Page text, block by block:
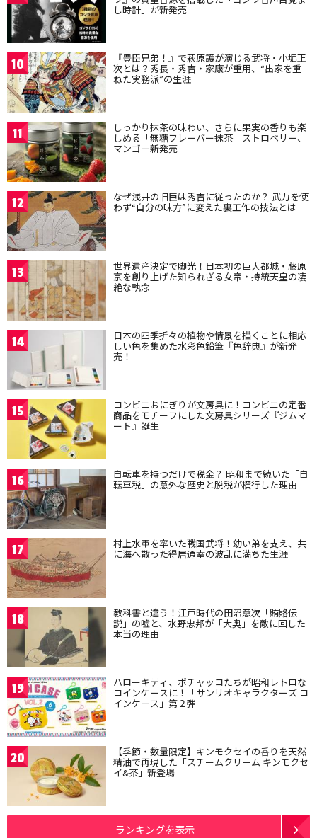
し時計」が新発売
10 『豊臣兄弟！』で萩原護が演じる武将・小堀正
次とは？秀長・秀吉・家康が重用、“出家を重
ねた実務派”の生涯
11 しっかり抹茶の味わい、さらに果実の香りも楽
しめる「無糖フレーバー抹茶」ストロベリー、
マンゴー新発売
12 なぜ浅井の旧臣は秀吉に従ったのか？ 武力を使
わず“自分の味方”に変えた裏工作の技法とは
13 世界遺産決定で脚光！日本初の巨大都城・藤原
京を創り上げた知られざる女帝・持統天皇の凄
絶な執念
14 日本の四季折々の植物や情景を描くことに相応
しい色を集めた水彩色鉛筆『色辞典』が新発
売！
15 コンビニおにぎりが文房具に！コンビニの定番
商品をモチーフにした文房具シリーズ『ジムマ
ート』誕生
16 自転車を持つだけで税金？ 昭和まで続いた「自
転車税」の意外な歴史と脱税が横行した理由
17 村上水軍を率いた戦国武将！幼い弟を支え、共
に海へ散った得居通幸の波乱に満ちた生涯
18 教科書と違う！江戸時代の田沼意次「賄賂伝
説」の嘘と、水野忠邦が「大奥」を敵に回した
本当の理由
19 ハローキティ、ポチャッコたちが昭和レトロな
コインケースに！「サンリオキャラクターズ コ
インケース」第２弾
20 【季節・数量限定】キンモクセイの香りを天然
精油で再現した「スチームクリーム キンモクセ
イ&茶」新登場
ランキングを表示